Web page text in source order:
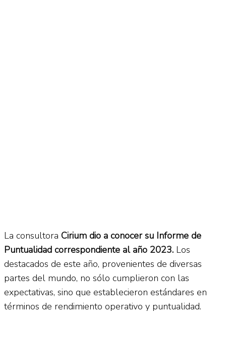
La consultora Cirium dio a conocer su Informe de
Puntualidad correspondiente al año 2023. Los
destacados de este año, provenientes de diversas
partes del mundo, no sólo cumplieron con las
expectativas, sino que establecieron estándares en
términos de rendimiento operativo y puntualidad.